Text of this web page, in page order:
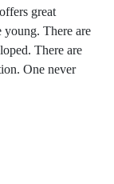
great
young. There are
There are
One never